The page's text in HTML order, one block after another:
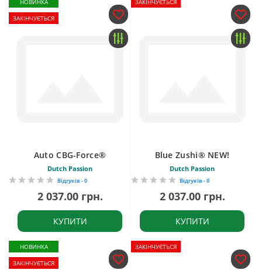
ЗАКІНЧУЄТЬСЯ
Auto CBG-Force®
Dutch Passion
Відгуків - 0
2 037.00 грн.
КУПИТИ
Blue Zushi® NEW!
Dutch Passion
Відгуків - 0
2 037.00 грн.
КУПИТИ
НОВИНКА
ЗАКІНЧУЄТЬСЯ
ЗАКІНЧУЄТЬСЯ